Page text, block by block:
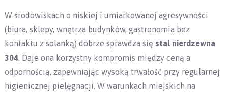
W środowiskach o niskiej i umiarkowanej agresywności
(biura, sklepy, wnętrza budynków, gastronomia bez
kontaktu z solanką) dobrze sprawdza się stal nierdzewna
304. Daje ona korzystny kompromis między ceną a
odpornością, zapewniając wysoką trwałość przy regularnej
higienicznej pielęgnacji. W warunkach miejskich na